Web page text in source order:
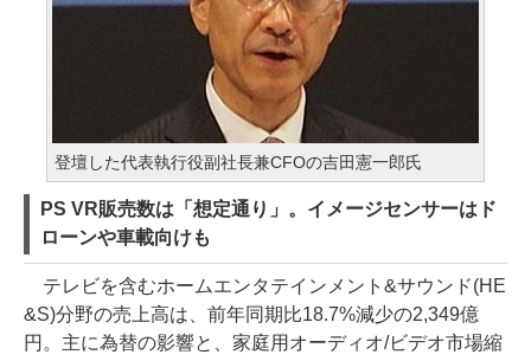
登壇した代表執行役副社長兼CFOの吉田憲一郎氏
PS VR販売数は「想定通り」。イメージセンサーはド
ローンや車載向けも
テレビを含むホームエンタテインメント&サウンド(HE
&S)分野の売上高は、前年同期比18.7%減少の2,349億
円。主に為替の影響と、家庭用オーディオ/ビデオ市場縮